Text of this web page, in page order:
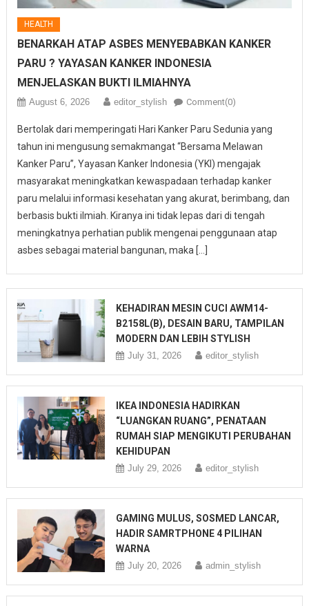
HEALTH
BENARKAH ATAP ASBES MENYEBABKAN KANKER
PARU ? YAYASAN KANKER INDONESIA
MENJELASKAN BUKTI ILMIAHNYA
August 6, 2026 editor_stylish Comment(0)
Bertolak dari memperingati Hari Kanker Paru Sedunia yang
tahun ini mengusung semakmangat “Bersama Melawan
Kanker Paru”, Yayasan Kanker Indonesia (YKI) mengajak
masyarakat meningkatkan kewaspadaan terhadap kanker
paru melalui informasi kesehatan yang akurat, berimbang, dan
berbasis bukti ilmiah. Kiranya ini tidak lepas dari di tengah
meningkatnya perhatian publik mengenai penggunaan atap
asbes sebagai material bangunan, maka […]
KEHADIRAN MESIN CUCI AWM14-
B2158L(B), DESAIN BARU, TAMPILAN
MODERN DAN LEBIH STYLISH
July 31, 2026 editor_stylish
IKEA INDONESIA HADIRKAN
“LUANGKAN RUANG”, PENATAAN
RUMAH SIAP MENGIKUTI PERUBAHAN
KEHIDUPAN
July 29, 2026 editor_stylish
GAMING MULUS, SOSMED LANCAR,
HADIR SAMRTPHONE 4 PILIHAN
WARNA
July 20, 2026 admin_stylish